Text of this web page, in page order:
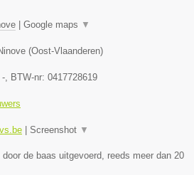
| Google maps ▼
(Oost-Vlaanderen)
- , BTW-nr: 0417728619
| Screenshot ▼
de baas uitgevoerd, reeds meer dan 20